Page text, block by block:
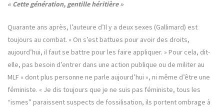
« Cette génération, gentille héritière »
Quarante ans après, l’auteure d’Il y a deux sexes (Gallimard) est
toujours au combat. « On s’est battues pour avoir des droits,
aujourd’hui, il faut se battre pour les faire appliquer. » Pour cela, dit-
elle, pas besoin d’entrer dans une action publique ou de militer au
MLF « dont plus personne ne parle aujourd’hui », ni même d’être une
féministe. « Je dis toujours que je ne suis pas féministe, tous les
“ismes” paraissent suspects de fossilisation, ils portent ombrage à